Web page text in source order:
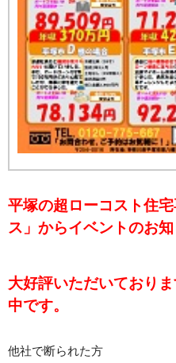
平塚の超ローコスト住
ス」からイベントのお知
大好評いただいており
中です。
他社で断られた方